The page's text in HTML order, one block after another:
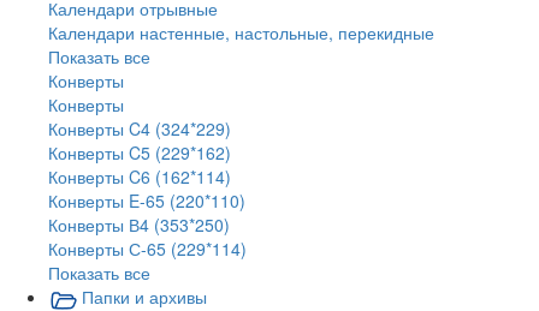
Календари отрывные
Календари настенные, настольные, перекидные
Показать все
Конверты
Конверты
Конверты C4 (324*229)
Конверты C5 (229*162)
Конверты C6 (162*114)
Конверты E-65 (220*110)
Конверты В4 (353*250)
Конверты С-65 (229*114)
Показать все
Папки и архивы